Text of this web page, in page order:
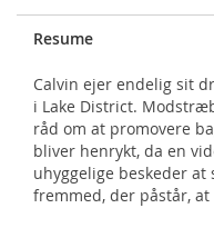
Resume
Calvin ejer endelig sit
i Lake District.
råd om at promovere
bliver henrykt, da en
uhyggelige beskeder
fremmed, der påstår,